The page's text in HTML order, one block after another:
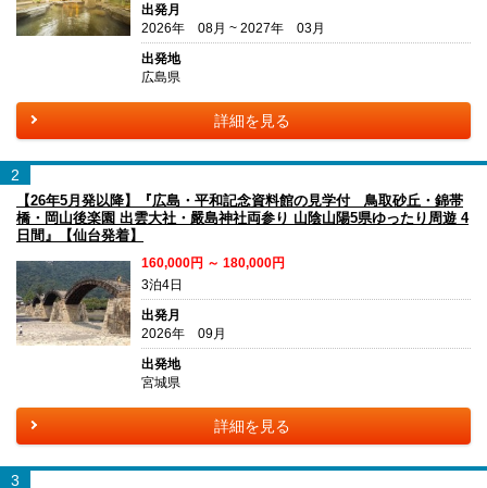
出発月
2026年 08月 ~ 2027年 03月
出発地
広島県
詳細を見る
2
【26年5月発以降】『広島・平和記念資料館の見学付 鳥取砂丘・錦帯
橋・岡山後楽園 出雲大社・嚴島神社両参り 山陰山陽5県ゆったり周遊 4
日間』【仙台発着】
160,000円 ～ 180,000円
3泊4日
出発月
2026年 09月
出発地
宮城県
詳細を見る
3